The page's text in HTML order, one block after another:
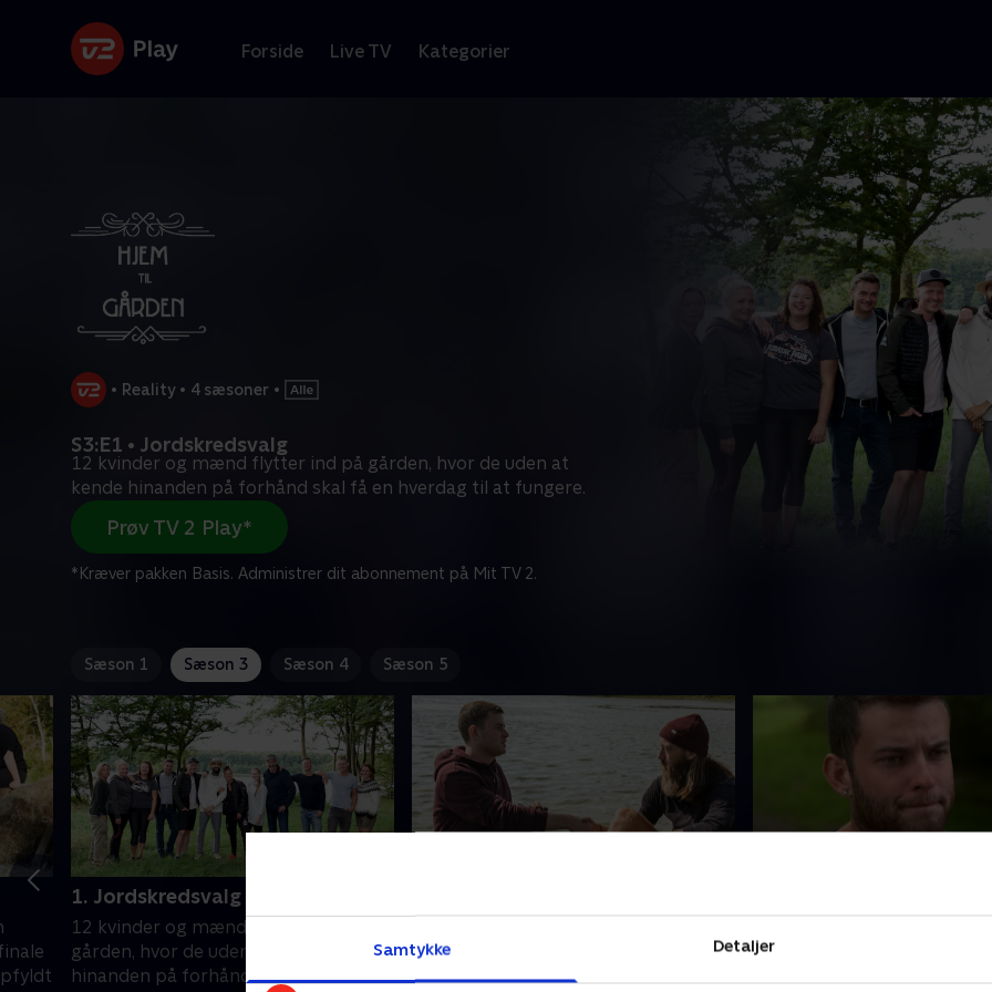
Samtykke Detaljer
Forside Live TV Kategorier
• Reality • 4 sæsoner •
S3:E1 • Jordskredsvalg
12 kvinder og mænd flytter ind på gården, hvor de uden at
kende hinanden på forhånd skal få en hverdag til at fungere.
Prøv TV 2 Play*
*Kræver pakken Basis. Administrer dit abonnement på Mit TV 2.
Sæson 1 Sæson 3 Sæson 4 Sæson 5
1. Jordskredsvalg
12 kvinder og mænd flytter ind på
gården, hvor de uden at kende
hinanden på forhånd skal få en
lysegrønt
To beboere fra tidligere sæsoner af
Madsituationen er kritisk,